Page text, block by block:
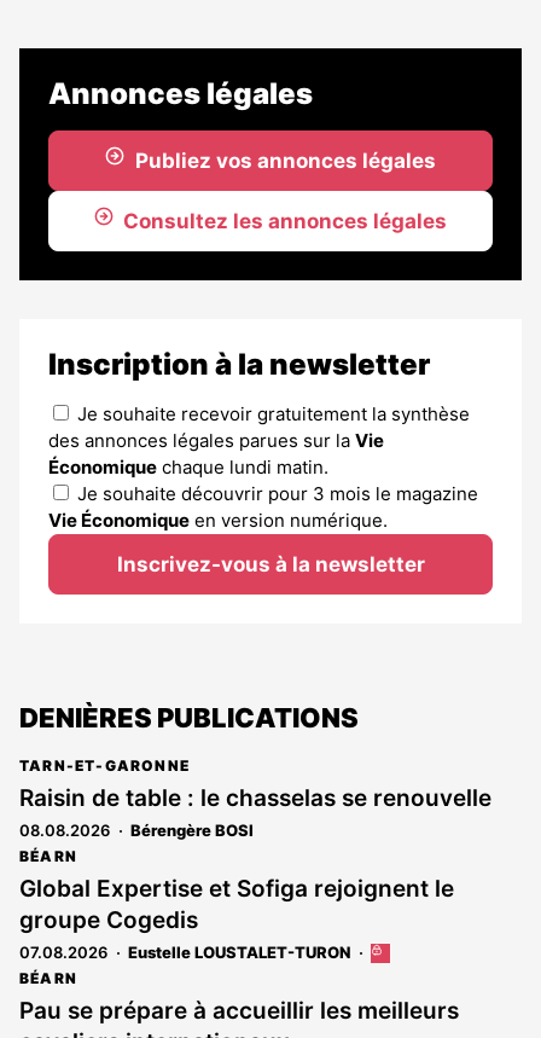
Annonces légales
Publiez vos annonces légales
Consultez les annonces légales
Inscription à la newsletter
Je souhaite recevoir gratuitement la synthèse
des annonces légales parues sur la Vie
Économique chaque lundi matin.
Je souhaite découvrir pour 3 mois le magazine
Vie Économique en version numérique.
Inscrivez-vous à la newsletter
DENIÈRES PUBLICATIONS
TARN-ET-GARONNE
Raisin de table : le chasselas se renouvelle
08.08.2026 Bérengère BOSI
BÉARN
Global Expertise et Sofiga rejoignent le
groupe Cogedis
07.08.2026 Eustelle LOUSTALET-TURON
Cet
est
réservé
BÉARN
Pau se prépare à accueillir les meilleurs